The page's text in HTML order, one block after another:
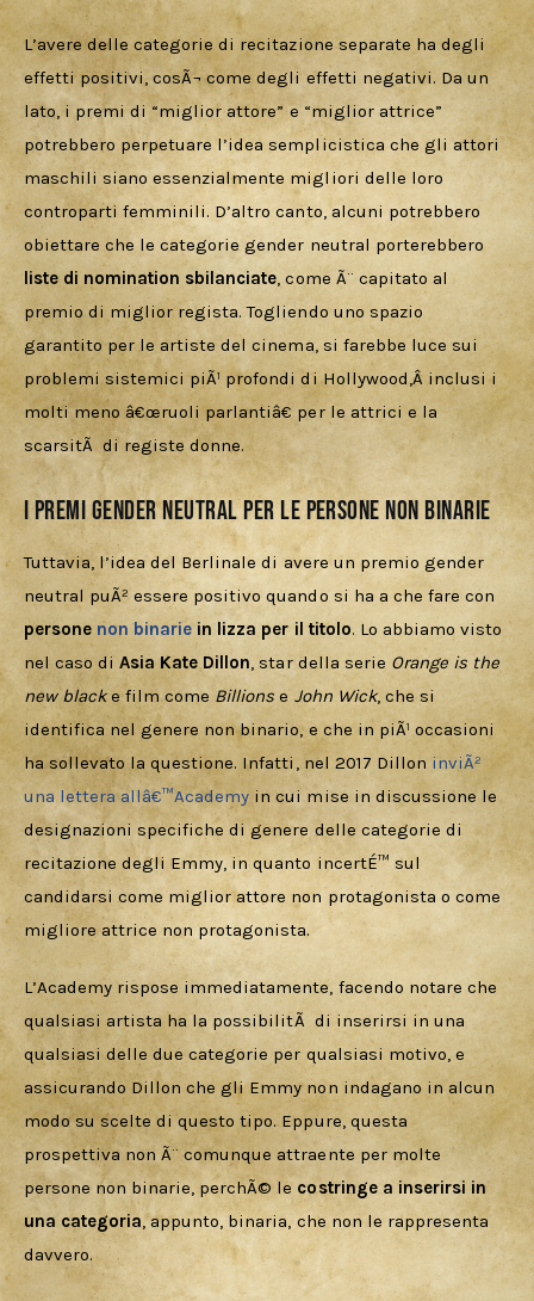
L’avere delle categorie di recitazione separate ha degli
effetti positivi, cosÃ¬ come degli effetti negativi. Da un
lato, i premi di “miglior attore” e “miglior attrice”
potrebbero perpetuare l’idea semplicistica che gli attori
maschili siano essenzialmente migliori delle loro
controparti femminili. D’altro canto, alcuni potrebbero
obiettare che le categorie gender neutral porterebbero
liste di nomination sbilanciate, come Ã¨ capitato al
premio di miglior regista. Togliendo uno spazio
garantito per le artiste del cinema, si farebbe luce sui
problemi sistemici piÃ¹ profondi di Hollywood,Â inclusi i
molti meno â€œruoli parlantiâ€ per le attrici e la
scarsitÃ  di registe donne.
I premi gender neutral per le persone non binarie
Tuttavia, l’idea del Berlinale di avere un premio gender
neutral puÃ² essere positivo quando si ha a che fare con
persone non binarie in lizza per il titolo. Lo abbiamo visto
nel caso di Asia Kate Dillon, star della serie Orange is the
new black e film come Billions e John Wick, che si
identifica nel genere non binario, e che in piÃ¹ occasioni
ha sollevato la questione. Infatti, nel 2017 Dillon inviÃ²
una lettera allâ€™Academy in cui mise in discussione le
designazioni specifiche di genere delle categorie di
recitazione degli Emmy, in quanto incertÉ™ sul
candidarsi come miglior attore non protagonista o come
migliore attrice non protagonista.
L’Academy rispose immediatamente, facendo notare che
qualsiasi artista ha la possibilitÃ  di inserirsi in una
qualsiasi delle due categorie per qualsiasi motivo, e
assicurando Dillon che gli Emmy non indagano in alcun
modo su scelte di questo tipo. Eppure, questa
prospettiva non Ã¨ comunque attraente per molte
persone non binarie, perchÃ© le costringe a inserirsi in
una categoria, appunto, binaria, che non le rappresenta
davvero.